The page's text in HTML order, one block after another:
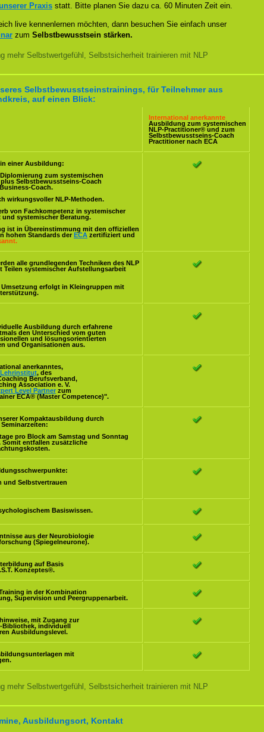
Praxis statt. Bitte planen Sie dazu ca. 60 Minuten Zeit ein.
live kennenlernen möchten, dann besuchen Sie einfach unser
zum Selbstbewusstsein stärken.
mehr Selbstwertgefühl, Selbstsicherheit trainieren mit NLP
Selbstbewusstseinstrainings, für Teilnehmer aus
auf einen Blick:
International anerkannte
Ausbildung zum systemischen
NLP-Practitioner® und zum
Selbstbewusstseins-Coach
Practitioner nach ECA
in einer Ausbildung:
zum systemischen
Selbstbewusstseins-Coach
Coach.
wirkungsvoller NLP-Methoden.
von Fachkompetenz in systemischer
systemischer Beratung.
ist in Übereinstimmung mit den offiziellen
hohen Standards der ECA zertifiziert und
alle grundlegenden Techniken des NLP
Teilen systemischer Aufstellungsarbeit
erfolgt in Kleingruppen mit
Ausbildung durch erfahrene
den Unterschied vom guten
und lösungsorientierten
und Organisationen aus.
anerkanntes,
, des
Berufsverband,
Association e. V.
Level Partner zum
ECA® (Master Competence)".
Kompaktausbildung durch
pro Block am Samstag und Sonntag
Somit entfallen zusätzliche
und Selbstvertrauen
Basiswissen.
aus der Neurobiologie
(Spiegelneurone).
auf Basis
Konzeptes®.
in der Kombination
Supervision und Peergruppenarbeit.
mit Zugang zur
Bibliothek, individuell
Ausbildungslevel.
mit
mehr Selbstwertgefühl, Selbstsicherheit trainieren mit NLP
Ausbildungsort, Kontakt